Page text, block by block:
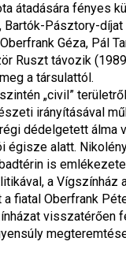
átadására fényes
Pásztory-
Géza, Pál
Ruszt távozik
a társulattól.
„civil”
irányításával
dédelgetett
alatt.
is
a
fiatal Oberfrank
visszatérően